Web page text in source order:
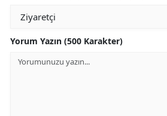
Yorum Yazın (500 Karakter)